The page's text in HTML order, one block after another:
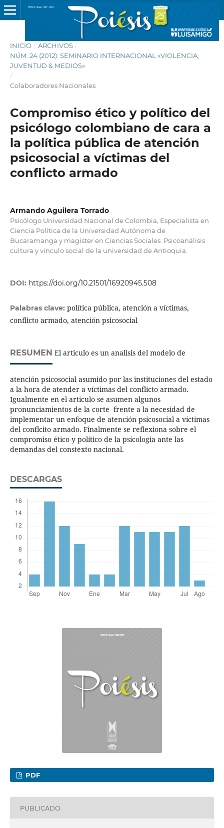
INICIO / ARCHIVOS /
NÚM. 24 (2012): SEMINARIO INTERNACIONAL «VIOLENCIA,
JUVENTUD & MEDIOS»
/
Colaboradores Nacionales
Compromiso ético y político del
psicólogo colombiano de cara a
la política pública de atención
psicosocial a víctimas del
conflicto armado
Armando Aguilera Torrado
Psicólogo Universidad Nacional de Colombia, Especialista en
Ciencia Política de la Universidad Autónoma de
Bucaramanga y magister en Ciencias Sociales. Psicoanálisis
cultura y vinculo social de la universidad de Antioquia.
DOI: https://doi.org/10.21501/16920945.508
Palabras clave: política pública, atención a víctimas,
conflicto armado, atención psicosocial
RESUMEN El articulo es un analisis del modelo de
atención psicosocial asumido por las instituciones del estado
a la hora de atender a víctimas del conflicto armado.
Igualmente en el articulo se asumen algunos
pronunciamientos de la corte frente a la necesidad de
implementar un enfoque de atención psicosocial a víctimas
del conflcito armado. Finalmente se reflexiona sobre el
compromiso ético y político de la psicologia ante las
demandas del constexto nacional.
DESCARGAS
PDF
PUBLICADO